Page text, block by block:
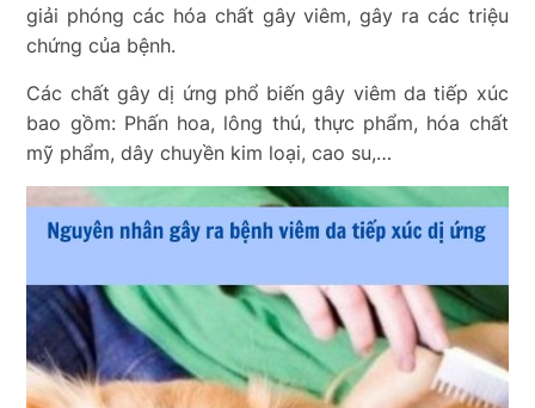
giải phóng các hóa chất gây viêm, gây ra các triệu
chứng của bệnh.
Các chất gây dị ứng phổ biến gây viêm da tiếp xúc
bao gồm: Phấn hoa, lông thú, thực phẩm, hóa chất
mỹ phẩm, dây chuyền kim loại, cao su,…